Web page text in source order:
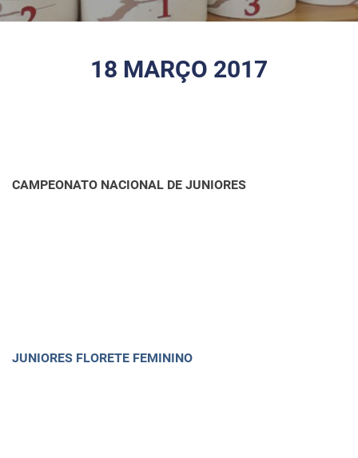
18 MARÇO 2017
CAMPEONATO NACIONAL DE JUNIORES
JUNIORES FLORETE FEMININO